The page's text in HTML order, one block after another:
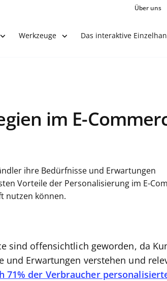
Über uns
Werkzeuge Das interaktive
im E-
ihre Bedürfnisse und Erwartungen
Vorteile der Personalisierung im E-
nutzen können.
sind offensichtlich geworden, da
und Erwartungen verstehen und
71% der Verbraucher